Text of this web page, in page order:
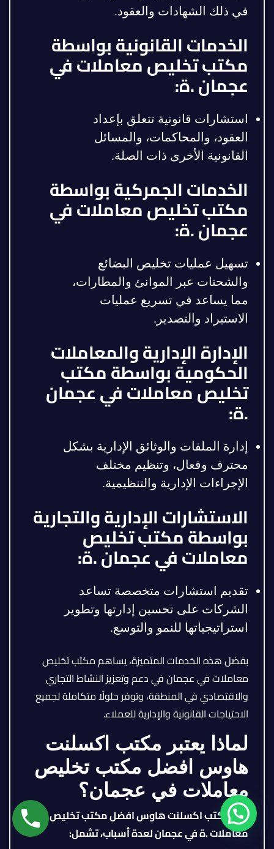
في ذلك الشهادات والعقود.
الخدمات القانونية بواسطة
مكتب تخليص معاملات في
عجمان .ة:
استشارات قانونية تتعلق بإعداد
العقود، والمحاكمات، والمسائل
القانونية الأخرى ذات الصلة.
الخدمات الجمركية بواسطة
مكتب تخليص معاملات في
عجمان .ة:
تسهيل عمليات تخليص البضائع
والشحنات عبر الموانئ والمطارات،
مما يساعد في تسريع عمليات
الاستيراد والتصدير.
الإدارة الإدارية والمعاملات
الحكومية بواسطة مكتب
تخليص معاملات في عجمان
.ة:
إدارة الملفات والوثائق الإدارية بشكل
محترف وفعال، وتنظيم مختلف
الإجراءات الإدارية والتنظيمية.
الاستشارات الإدارية والتجارية
بواسطة مكتب تخليص
معاملات في عجمان .ة:
تقديم استشارات متخصصة تساعد
الشركات على تحسين إدارتها وتطوير
استراتيجياتها للنمو والتوسع.
بفضل هذه الخدمات المتميزة، يساهم مكتب تخليص
معاملات في عجمان في دعم وتعزيز النشاط التجاري
والاقتصادي في المنطقة، وتوفر حلولًا متكاملة لجميع
الاحتياجات القانونية والإدارية للعملاء.
لماذا يعتبر مكتب اكسلنت
هاوس افضل مكتب تخليص
معاملات في عجمان؟
يعدّ مكتب اكسلنت هاوس افضل مكتب تخليص
معاملات .ة في عجمان لعدة أسباب، تشمل: